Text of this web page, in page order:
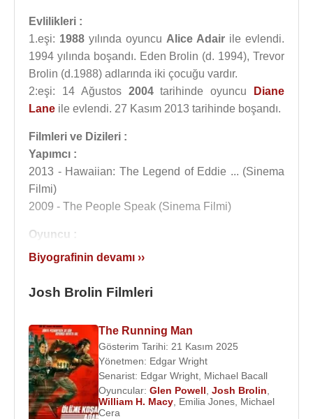
Evlilikleri :
1.eşi: 1988 yılında oyuncu Alice Adair ile evlendi.
1994 yılında boşandı. Eden Brolin (d. 1994), Trevor
Brolin (d.1988) adlarında iki çocuğu vardır.
2:eşi: 14 Ağustos 2004tarihinde oyuncu
Diane
Lane ile evlendi. 27 Kasım 2013 tarihinde boşandı.
Filmleri ve Dizileri :
Yapımcı :
2013 - Hawaiian: The Legend of Eddie ... (Sinema
Filmi)
2009 - The People Speak (Sinema Filmi)
Oyuncu :
2016 - Yüce Sezar (Eddie Mannix) (Sinema Filmi)
2015 - Everest (Beck Weathers) (Sinema Filmi)
2014 - Gizli Kusur (Bigfoot Bjornsen) (Sinema
Filmi)
2013 -Oldboy/ İhtiyar Delikanlı (Joe Doucett)
(Sinema Filmi)
2013 - Labor Day ( Frank Chambers) (Sinema
Biyografinin devamı ››
Josh Brolin Filmleri
The Running Man
Gösterim Tarihi: 21 Kasım 2025
Yönetmen: Edgar Wright
Senarist: Edgar Wright Michael Bacall
Oyuncular: Glen Powell Josh Brolin
William H. Macy Emilia Jones Michael
Cera